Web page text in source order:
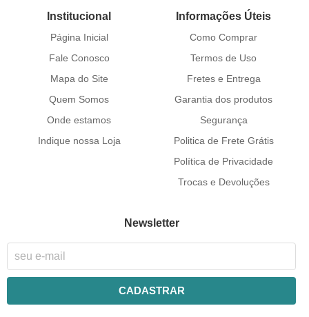
Institucional
Página Inicial
Fale Conosco
Mapa do Site
Quem Somos
Onde estamos
Indique nossa Loja
Informações Úteis
Como Comprar
Termos de Uso
Fretes e Entrega
Garantia dos produtos
Segurança
Politica de Frete Grátis
Política de Privacidade
Trocas e Devoluções
Newsletter
CADASTRAR